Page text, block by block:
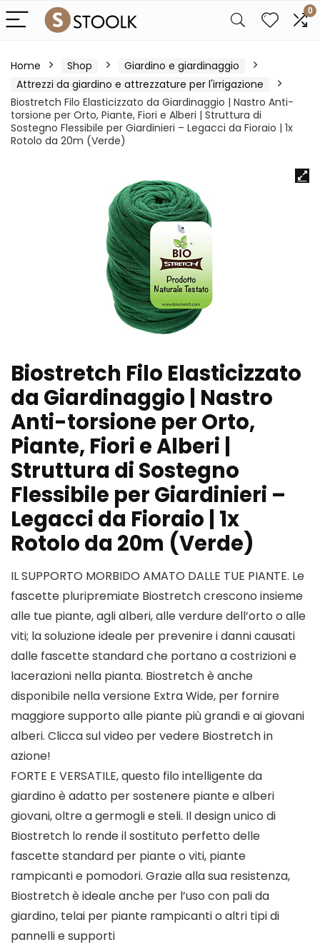
0
Home Shop
Giardino e giardinaggio
Attrezzi da giardino e attrezzature per l'irrigazione
Biostretch Filo Elasticizzato da Giardinaggio | Nastro Anti-
torsione per Orto, Piante, Fiori e Alberi | Struttura di
Sostegno Flessibile per Giardinieri – Legacci da Fioraio | 1x
Rotolo da 20m (Verde)
Biostretch Filo Elasticizzato
da Giardinaggio | Nastro
Anti-torsione per Orto,
Piante, Fiori e Alberi |
Struttura di Sostegno
Flessibile per Giardinieri –
Legacci da Fioraio | 1x
Rotolo da 20m (Verde)
IL SUPPORTO MORBIDO AMATO DALLE TUE PIANTE. Le
fascette pluripremiate Biostretch crescono insieme
alle tue piante, agli alberi, alle verdure dell’orto o alle
viti; la soluzione ideale per prevenire i danni causati
dalle fascette standard che portano a costrizioni e
lacerazioni nella pianta. Biostretch è anche
disponibile nella versione Extra Wide, per fornire
maggiore supporto alle piante più grandi e ai giovani
alberi. Clicca sul video per vedere Biostretch in
azione!
FORTE E VERSATILE, questo filo intelligente da
giardino è adatto per sostenere piante e alberi
giovani, oltre a germogli e steli. Il design unico di
Biostretch lo rende il sostituto perfetto delle
fascette standard per piante o viti, piante
rampicanti e pomodori. Grazie alla sua resistenza,
Biostretch è ideale anche per l’uso con pali da
giardino, telai per piante rampicanti o altri tipi di
pannelli e supporti